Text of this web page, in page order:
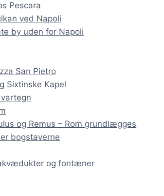
Pescara
ved Napoli
by uden for Napoli
San Pietro
Sixtinske Kapel
og Remus – Rom grundlægges
bogstaverne
og fontæner